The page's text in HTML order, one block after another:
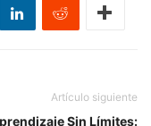
Artículo siguiente
Sin Límites: